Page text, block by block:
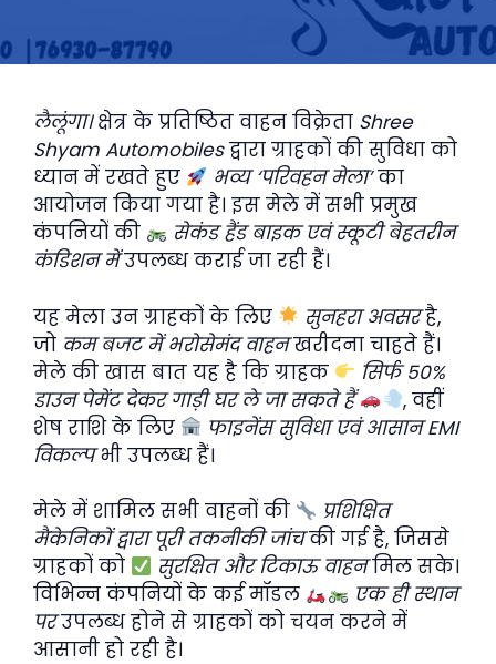
लैलूंगा।क्षेत्र के प्रतिष्ठित वाहन विक्रेता Shree
Shyam Automobilesद्वारा ग्राहकों की सुविधा को
ध्यान में रखते हुए
भव्य ‘परिवहन मेला’का
आयोजन किया गया है। इस मेले में सभी प्रमुख
कंपनियों की
सेकंड हैंड बाइक एवं स्कूटी बेहतरीन
कंडिशन मेंउपलब्ध कराई जा रही हैं।
यह मेला उन ग्राहकों के लिए सुनहरा अवसरहै,
जो कम बजट में भरोसेमंद वाहनखरीदना चाहते हैं।
मेले की खास बात यह है कि ग्राहक
सिर्फ 50%
डाउन पेमेंट देकर गाड़ी घर ले जा सकते हैं
, वहीं
शेष राशि के लिए
फाइनेंस सुविधा एवं आसान EMI
विकल्पभी उपलब्ध हैं।
मेले में शामिल सभी वाहनों की
प्रशिक्षित
मैकेनिकों द्वारा पूरी तकनीकी जांचकी गई है, जिससे
ग्राहकों को
सुरक्षित और टिकाऊ वाहनमिल सके।
विभिन्न कंपनियों के कई मॉडल
एक ही स्थान
परउपलब्ध होने से ग्राहकों को चयन करने में
आसानी हो रही है।